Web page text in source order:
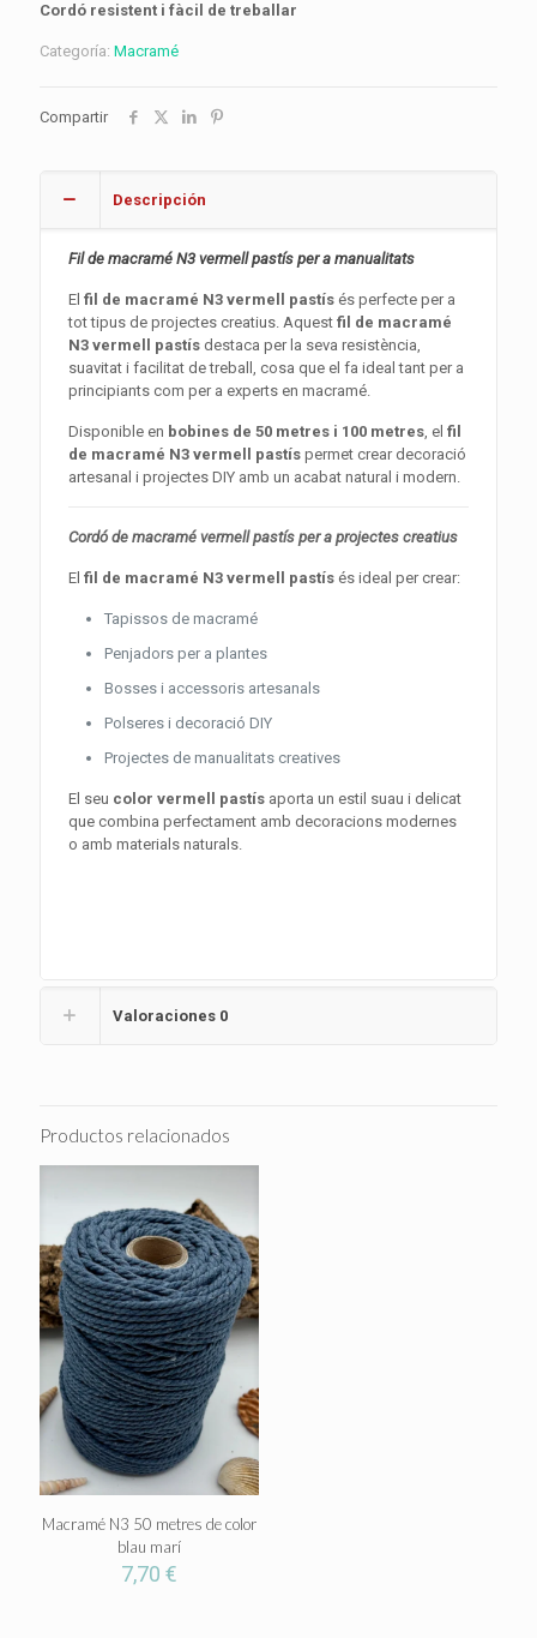
Cordó resistent i fàcil de treballar
Categoría: Macramé
Compartir
Descripción
Fil de macramé N3 vermell pastís per a manualitats
Elfil de macramé N3 vermell pastís és perfecte per a
tot tipus de projectes creatius. Aquestfil de macramé
N3 vermell pastís destaca per la seva resistència,
suavitat i facilitat de treball, cosa que el fa ideal tant per a
principiants com per a experts en macramé.
Disponible en bobines de 50 metres i 100 metres, elfil
de macramé N3 vermell pastís permet crear decoració
artesanal i projectes DIY amb un acabat natural i modern.
Cordó de macramé vermell pastís per a projectes creatius
Elfil de macramé N3 vermell pastís és ideal per crear:
Tapissos de macramé
Penjadors per a plantes
Bosses i accessoris artesanals
Polseres i decoració DIY
Projectes de manualitats creatives
El seu color vermell pastís aporta un estil suau i delicat
que combina perfectament amb decoracions modernes
o amb materials naturals.
Valoraciones 0
Productos relacionados
Macramé N3 50 metres de color
blau marí
7,70€